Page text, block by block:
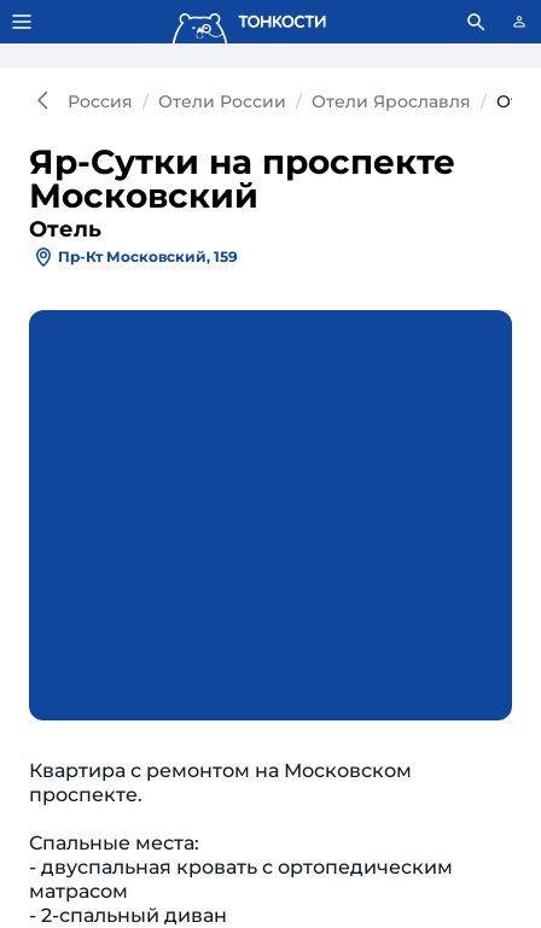
Тонкости используют сookie-файлы. Что это значит?
Россия Отели России Отели Ярославля
Яр-Сутки на проспекте
Московский
Отель
Пр-Кт Московский, 159
Квартира с ремонтом на Московском
проспекте.
Спальные места:
- двуспальная кровать с ортопедическим
матрасом
- 2-спальный диван